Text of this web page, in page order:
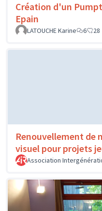
Création d'un
Epain
LATOUCHE Karine
6 28
Renouvellement de
visuel pour projets
Association